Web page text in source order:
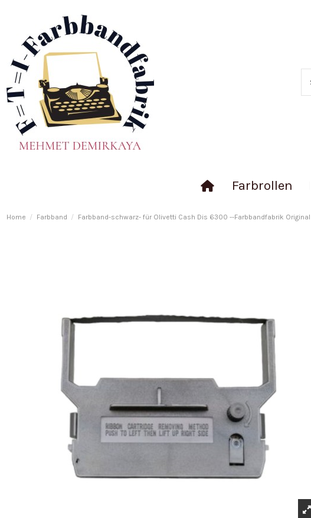
Farbrollen
Home Farbband Farbband-schwarz- für Olivetti Cash Dis 6300 --Farbbandfabrik Original